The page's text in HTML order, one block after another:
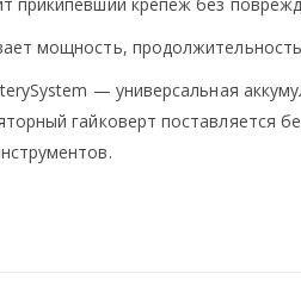
прикипевший крепеж без
мощность,
— универсальная
гайковерт поставляется